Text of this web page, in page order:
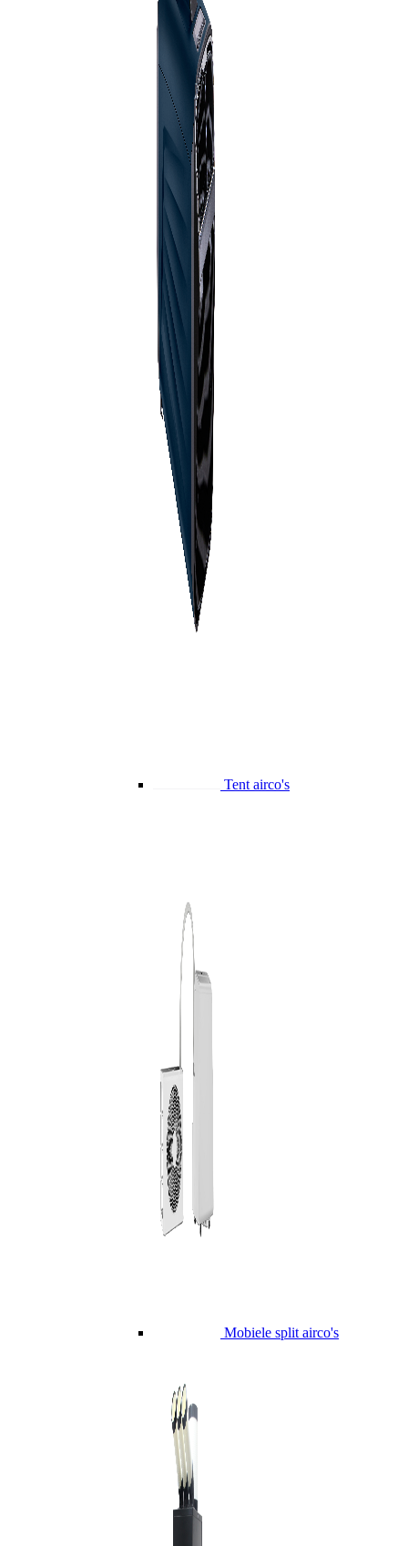
Tent airco's
Mobiele split airco's